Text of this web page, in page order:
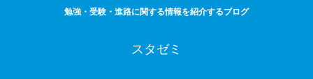
勉強・受験・進路に関する情報を紹介するブログ
スタゼミ